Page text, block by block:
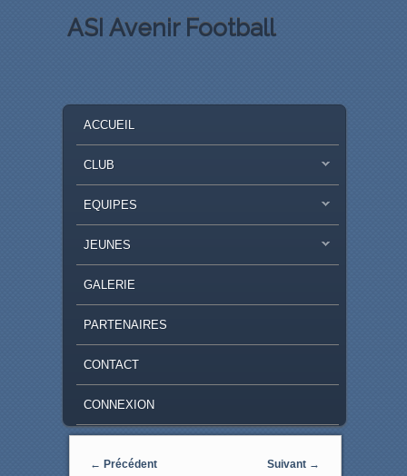
ASI Avenir Football
MASQUER LA NAVIGATION PRINCIPALE
MASQUER LA NAVIGATION SECONDAIRE
ACCUEIL
CLUB
EQUIPES
JEUNES
GALERIE
PARTENAIRES
CONTACT
CONNEXION
Post navigation
← Précédent Suivant →